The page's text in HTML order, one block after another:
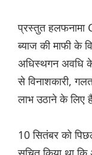
प्रस्तुत
ब्याज की माफी के
अधिस्थगन अवधि के
से विनाशकारी,
लाभ उठाने के लिए
10 सितंबर को